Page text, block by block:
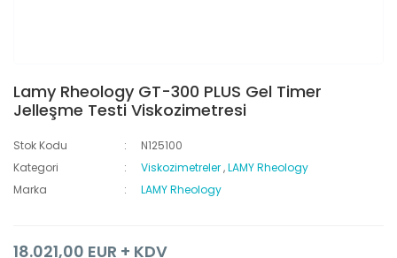
Lamy Rheology GT-300 PLUS Gel Timer
Jelleşme Testi Viskozimetresi
Stok Kodu
N125100
Kategori
Viskozimetreler,LAMY Rheology
Marka
LAMY Rheology
18.021,00 EUR + KDV